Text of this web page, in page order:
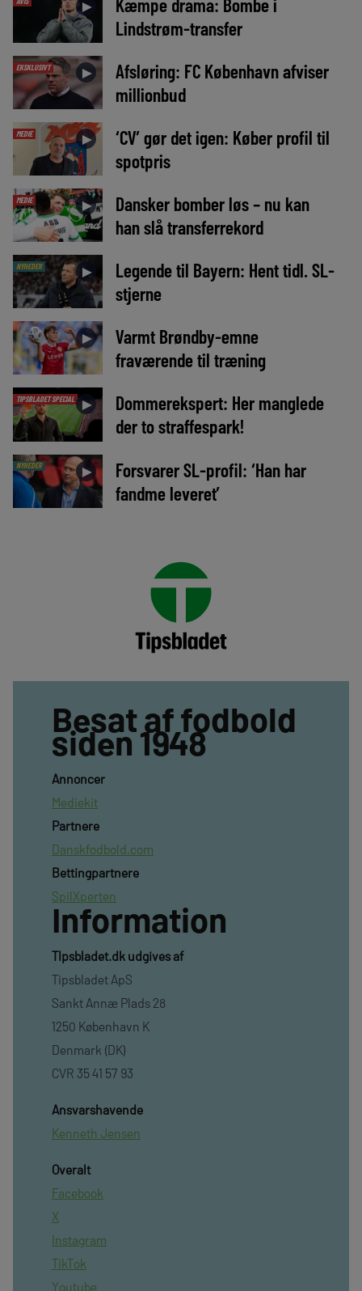
►
Lindstrøm-transfer
EKSKLUSIVT ►
Afsløring: FC København afviser
millionbud
MEDIE ►
‘CV’ gør det igen: Køber profil til
spotpris
MEDIE ►
Dansker bomber løs – nu kan
han slå transferrekord
NYHEDER ►
Legende til Bayern: Hent tidl. SL-
stjerne
►
Varmt Brøndby-emne
fraværende til træning
TIPSBLADET SPECIAL ►
Dommerekspert: Her manglede
der to straffespark!
NYHEDER ►
Forsvarer SL-profil: ‘Han har
fandme leveret’
Besat af fodbold
siden 1948
Annoncer
Mediekit
Partnere
Danskfodbold.com
Bettingpartnere
SpilXperten
Information
TIpsbladet.dk udgives af
Tipsbladet ApS
Sankt Annæ Plads 28
1250 København K
Denmark (DK)
CVR 35 41 57 93
Ansvarshavende
Kenneth Jensen
Overalt
Facebook
X
Instagram
TikTok
Youtube